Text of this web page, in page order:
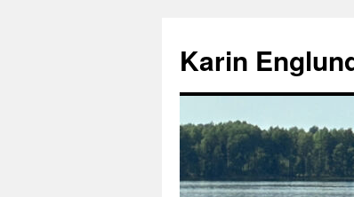
innehåll
Karin